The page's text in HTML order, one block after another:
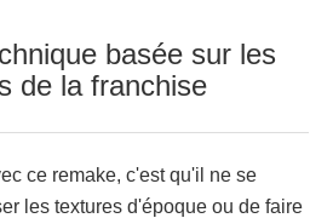
basée sur les
de la franchise
ce remake, c'est qu'il ne se
les textures d'époque ou de faire